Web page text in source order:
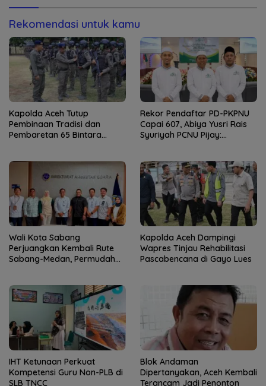
Rekomendasi untuk kamu
Kapolda Aceh Tutup
Pembinaan Tradisi dan
Pembaretan 65 Bintara
Rekor Pendaftar PD-PKPNU
Capai 607, Abiya Yusri Rais
Syuriyah PCNU Pijay:
Wali Kota Sabang
Perjuangkan Kembali Rute
Sabang-Medan, Permudah
Kapolda Aceh Dampingi
Wapres Tinjau Rehabilitasi
Pascabencana di Gayo Lues
IHT Ketunaan Perkuat
Kompetensi Guru Non-PLB di
SLB TNCC
Blok Andaman
Dipertanyakan, Aceh Kembali
Terancam Jadi Penonton